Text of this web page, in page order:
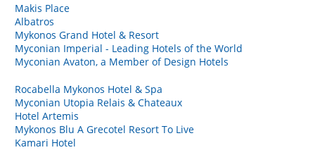
Makis Place
Albatros
Mykonos Grand Hotel & Resort
Myconian Imperial - Leading Hotels of the World
Myconian Avaton, a Member of Design Hotels
Rocabella Mykonos Hotel & Spa
Myconian Utopia Relais & Chateaux
Hotel Artemis
Mykonos Blu A Grecotel Resort To Live
Kamari Hotel